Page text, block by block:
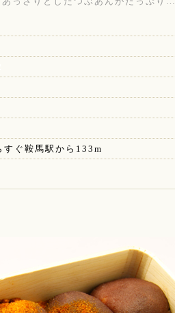
すぐ鞍馬駅から133m